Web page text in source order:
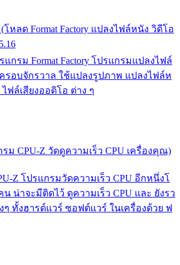
(โหลด Format Factory แปลงไฟล์หนัง วิดีโอ
กรม Format Factory โปรแกรมแปลงไฟล์
รอบจักรวาล ใช้แปลงรูปภาพ แปลงไฟล์ห
ฟล์เสียงออดิโอ ต่าง ๆ
รม CPU-Z วัดดูความเร็ว CPU เครื่องคุณ)
Z โปรแกรมวัดความเร็ว CPU อีกหนึ่งโ
น่าจะมีติดไว้ ดูความเร็ว CPU และ ยังรว
ๆ ทั้งฮารด์แวร์ ซอฟต์แวร์ ในเครื่องด้วย ฟ